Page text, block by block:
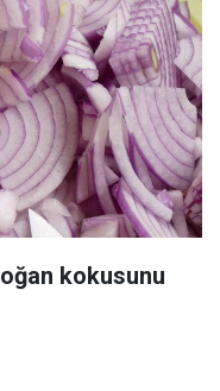
kokusunu